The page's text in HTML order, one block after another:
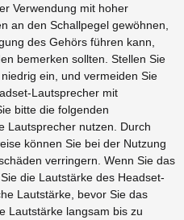
Verwendung mit hoher
an den Schallpegel gewöhnen,
des Gehörs führen kann,
bemerken sollten. Stellen Sie
ein, und vermeiden Sie
Lautsprecher mit
bitte die folgenden
Lautsprecher nutzen. Durch
können Sie bei der Nutzung
verringern. Wenn Sie das
die Lautstärke des Headset-
Lautstärke, bevor Sie das
Lautstärke langsam bis zu